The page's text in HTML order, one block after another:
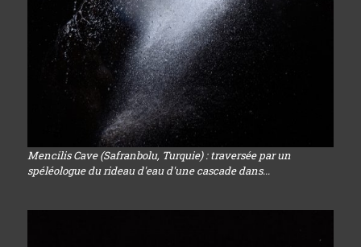
Mencilis Cave (Safranbolu, Turquie) : traversée par un
spéléologue du rideau d'eau d'une cascade dans...